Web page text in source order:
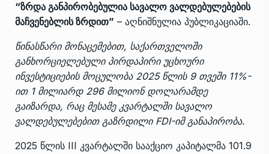
“ზრდა განპირობებულია სავალო ვალდებულებების
მაჩვენებლის ზრდით” – აღნიშნულია პუბლიკაციაში.
წინასწარი მონაცემებით, საქართველოში
განხორციელებული პირდაპირი უცხოური
ინვესტიციების მოცულობა 2025 წლის 9 თვეში 11%-
ით 1 მილიარდ 296 მილიონ დოლარამდე
გაიზარდა, რაც მესამე კვარტალში სავალო
ვალდებულებებით გაზრდილი FDI-იმ განაპირობა.
2025 წლის III კვარტალში სააქციო კაპიტალმა 101.9